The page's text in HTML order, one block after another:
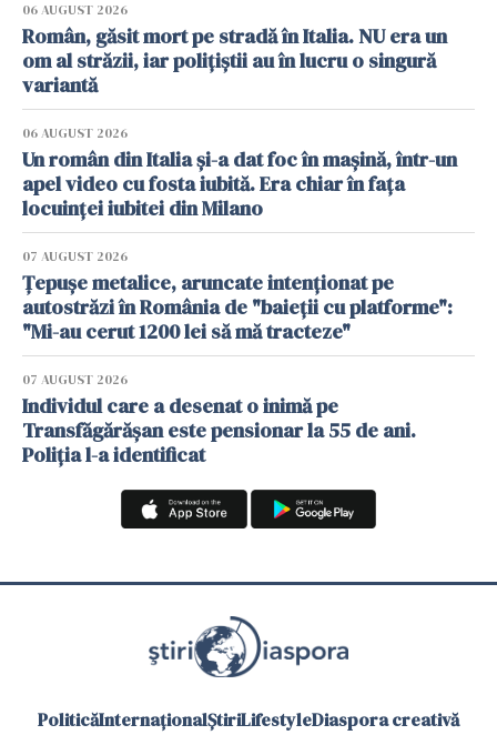
06 AUGUST 2026
Român, găsit mort pe stradă în Italia. NU era un
om al străzii, iar polițiștii au în lucru o singură
variantă
06 AUGUST 2026
Un român din Italia și-a dat foc în mașină, într-un
apel video cu fosta iubită. Era chiar în fața
locuinței iubitei din Milano
07 AUGUST 2026
Țepușe metalice, aruncate intenționat pe
autostrăzi în România de "baieții cu platforme":
"Mi-au cerut 1200 lei să mă tracteze"
07 AUGUST 2026
Individul care a desenat o inimă pe
Transfăgărășan este pensionar la 55 de ani.
Poliția l-a identificat
PoliticăInternaționalȘtiriLifestyleDiaspora creativă